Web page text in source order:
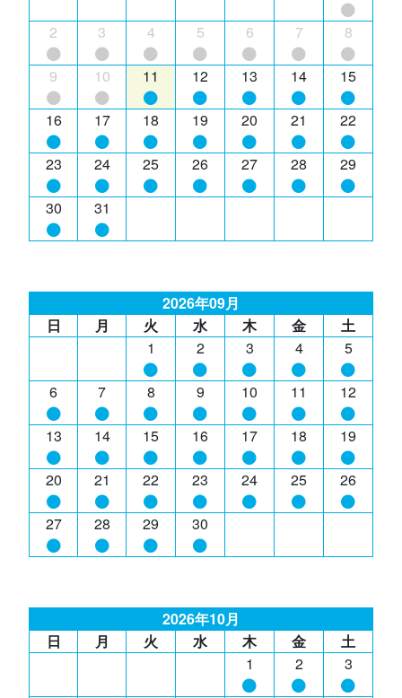
2 3 4 5 6 7 8
9 10 11 12 13 14 15
16 17 18 19 20 21 22
23 24 25 26 27 28 29
30 31
2026年09月
日
月 火 水 木 金
土
1
2 3 4 5
6 7 8 9 10 11 12
13 14 15 16 17 18 19
20 21 22 23 24 25 26
27 28 29 30
2026年10月
日
月 火 水 木 金
土
1
2 3